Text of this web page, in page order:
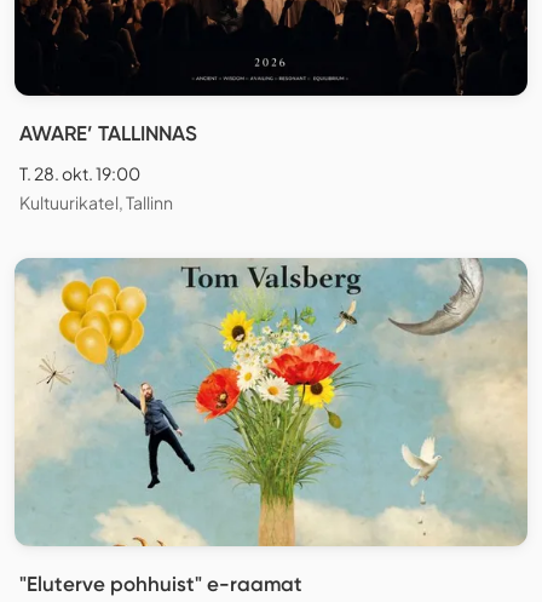
AWARE’ TALLINNAS
T. 28. okt. 19:00
Kultuurikatel, Tallinn
"Eluterve pohhuist" e-raamat